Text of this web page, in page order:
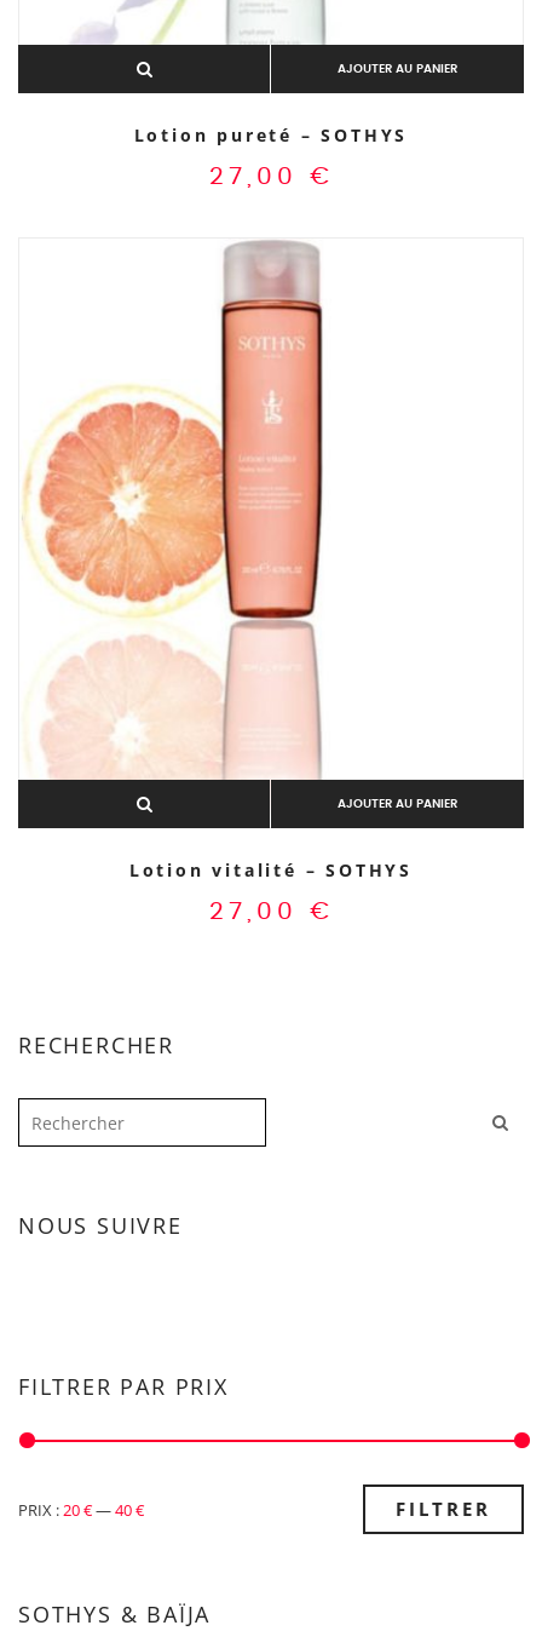
AJOUTER AU PANIER
Lotion pureté – SOTHYS
27,00 €
AJOUTER AU PANIER
Lotion vitalité – SOTHYS
27,00 €
RECHERCHER
NOUS SUIVRE
FILTRER PAR PRIX
PRIX
PRIX
FILTRER
PRIX :20 €—40 €
SOTHYS & BAÏJA